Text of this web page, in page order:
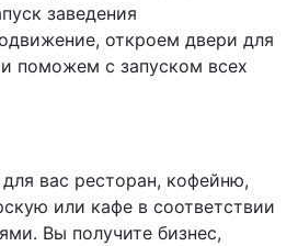
заведения
откроем двери для
поможем с запуском всех
вас ресторан, кофейню,
или кафе в соответствии
Вы получите бизнес,